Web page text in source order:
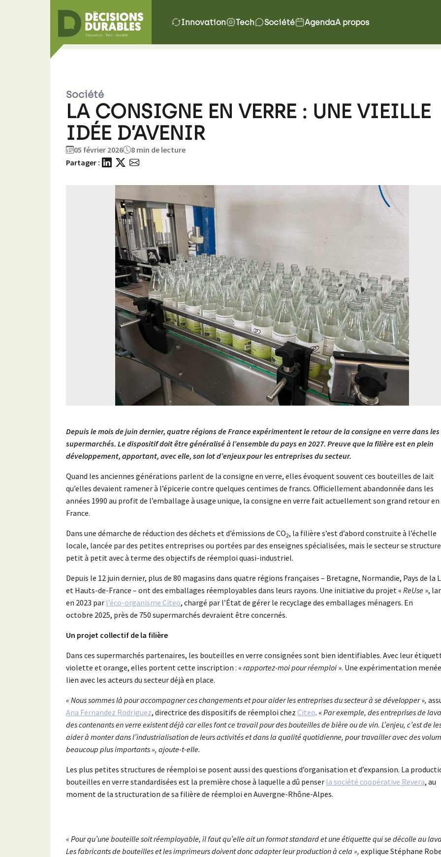
Innovation Tech Société AgendaA propos
Société
LA CONSIGNE EN VERRE : UNE VIEILLE
IDÉE D’AVENIR
05 février 2026
8 min de lecture
Partager :
Depuis le mois de juin dernier, quatre régions de France expérimentent le retour de la consigne en verre dans les
supermarchés. Le dispositif doit être généralisé à l’ensemble du pays en 2027. Preuve que la filière est en plein
développement, apportant, avec elle, son lot d’enjeux pour les entreprises du secteur.
Quand les anciennes générations parlent de la consigne en verre, elles évoquent souvent ces bouteilles de lait
qu’elles devaient ramener à l’épicerie contre quelques centimes de francs. Officiellement abandonnée dans les
années 1990 au profit de l’emballage à usage unique, la consigne en verre fait actuellement son grand retour en
France.
Dans une démarche de réduction des déchets et d’émissions de CO2, la filière s’est d’abord construite à l’échelle
locale, lancée par des petites entreprises ou portées par des enseignes spécialisées, mais le secteur se structure
petit à petit avec à terme des objectifs de réemploi quasi-industriel.
Depuis le 12 juin dernier, plus de 80 magasins dans quatre régions françaises – Bretagne, Normandie, Pays de la
et Hauts-de-France – ont des emballages réemployables dans leurs rayons. Une initiative du projet « ReUse »,
en 2023 par l’éco-organisme Citeo, chargé par l’État de gérer le recyclage des emballages ménagers. En
octobre 2025, près de 750 supermarchés devraient être concernés.
Un projet collectif de la filière
Dans ces supermarchés partenaires, les bouteilles en verre consignées sont bien identifiables. Avec leur
violette et orange, elles portent cette inscription : « rapportez-moi pour réemploi ». Une expérimentation
lien avec les acteurs du secteur déjà en place.
« Nous sommes là pour accompagner ces changements et pour aider les entreprises du secteur à se développer»,
Ana Fernandez Rodriguez, directrice des dispositifs de réemploi chez Citeo. « Par exemple, des entreprises de
des contenants en verre existent déjà car elles font ce travail pour des bouteilles de bière ou de vin. L’enjeu, c’est de
aider à monter dans l’industrialisation de leurs activités et dans la qualité quotidienne, pour travailler avec des
beaucoup plus importants », ajoute-t-elle.
Les plus petites structures de réemploi se posent aussi des questions d’organisation et d’expansion. La
bouteilles en verre standardisées est la première chose à laquelle a dû penser la société coopérative Revera, au
moment de la structuration de sa filière de réemploi en Auvergne-Rhône-Alpes.
« Pour qu’une bouteille soit réemployable, il faut qu’elle ait un format standard et une étiquette qui se décolle au
Les fabricants de bouteilles et les imprimeurs doivent donc adapter leur production à cela », explique Stéphane